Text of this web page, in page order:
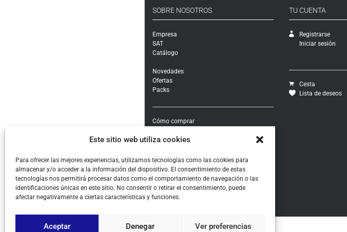
Este sitio web utiliza cookies
Para ofrecer las mejores experiencias, utilizamos tecnologías como las cookies para
almacenar y/o acceder a la información del dispositivo. El consentimiento de estas
tecnologías nos permitirá procesar datos como el comportamiento de navegación o las
identificaciones únicas en este sitio. No consentir o retirar el consentimiento, puede
afectar negativamente a ciertas características y funciones.
Aceptar Denegar Ver preferencias
SOBRE NOSOTROS
Empresa
SAT
Catálogo
Novedades
Ofertas
Packs
Cómo comprar
Garantía, cambios y devoluciones
Condiciones generales de contratación
Aviso legal
Política de Privacidad
Cookies
TU CUENTA
Registrarse
Iniciar sesión
Cesta
Lista de deseos